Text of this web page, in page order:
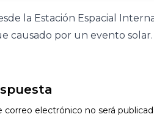
la Estación Espacial
causado por un evento solar.
correo electrónico no será